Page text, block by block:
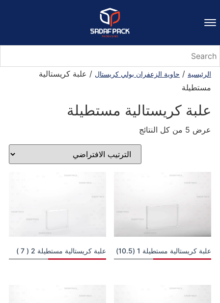
الرئيسية / حاوية الزعفران بولي كريستال / علبة كريستالية
مستطيلة
علبة كريستالية مستطيلة
عرض ⁦5⁩ من كل النتائج
علبة كريستالية مستطيلة 1 (10.5) علبة كريستالية مستطيلة 2 ( 7 )